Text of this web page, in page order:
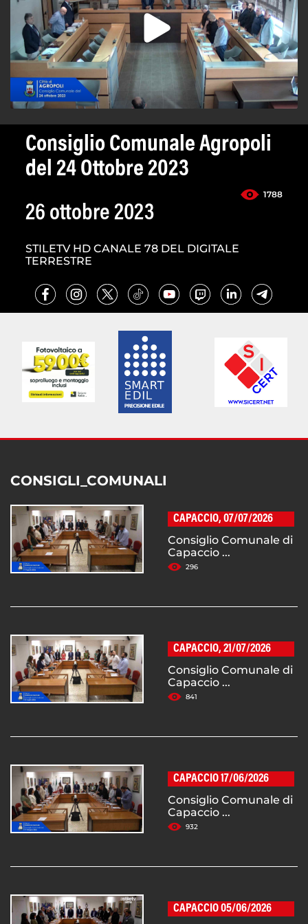
Consiglio Comunale Agropoli
del 24 Ottobre 2023
1788
26 ottobre 2023
STILETV HD CANALE 78 DEL DIGITALE
TERRESTRE
CONSIGLI_COMUNALI
CAPACCIO, 07/07/2026
Consiglio Comunale di
Capaccio ...
296
CAPACCIO, 21/07/2026
Consiglio Comunale di
Capaccio ...
841
CAPACCIO 17/06/2026
Consiglio Comunale di
Capaccio ...
932
CAPACCIO 05/06/2026